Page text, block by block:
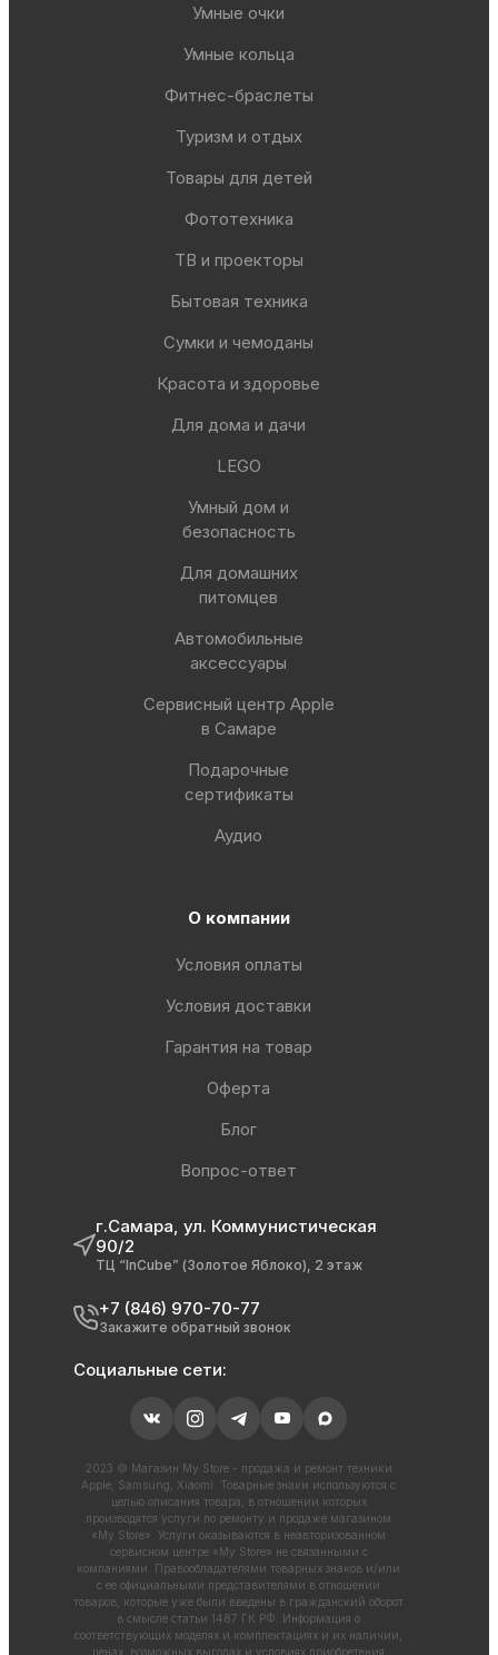
Умные очки
Умные кольца
Фитнес-браслеты
Туризм и отдых
Товары для детей
Фототехника
ТВ и проекторы
Бытовая техника
Сумки и чемоданы
Красота и здоровье
Для дома и дачи
LEGO
Умный дом и
безопасность
Для домашних
питомцев
Автомобильные
аксессуары
Сервисный центр Apple
в Самаре
Подарочные
сертификаты
Аудио
О компании
Условия оплаты
Условия доставки
Гарантия на товар
Оферта
Блог
Вопрос-ответ
г.Самара, ул. Коммунистическая
90/2
ТЦ “InCube” (Золотое Яблоко), 2 этаж
+7 (846) 970-70-77
Закажите обратный звонок
Социальные сети:
2023 © Магазин My Store - продажа и ремонт техники
Apple, Samsung, Xiaomi. Товарные знаки используются с
целью описания товара, в отношении которых
производятся услуги по ремонту и продаже магазином
«My Store». Услуги оказываются в неавторизованном
сервисном центре «My Store» не связанными с
компаниями. Правообладателями товарных знаков и/или
с ее официальными представителями в отношении
товаров, которые уже были введены в гражданский оборот
в смысле статьи 1487 ГК РФ. Информация о
соответствующих моделях и комплектациях и их наличии,
ценах, возможных выгодах и условиях приобретения